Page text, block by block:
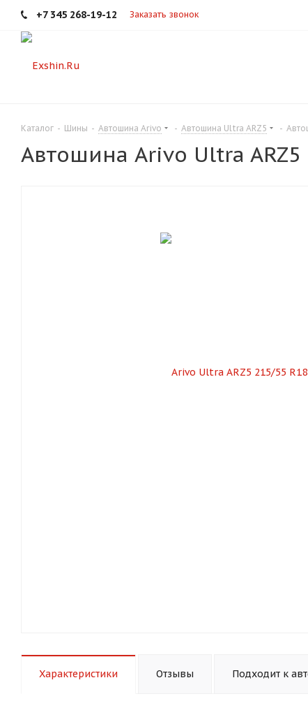
+7 345 268-19-12 Заказать звонок
Каталог - Шины - Автошина Arivo - Автошина Ultra ARZ5 -
Автошина Arivo Ultra ARZ5
Характеристики Отзывы Подходит к